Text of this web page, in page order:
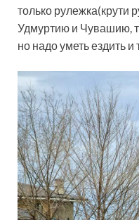
только рулежка(крути
Удмуртию и Чувашию,
но надо уметь ездить и